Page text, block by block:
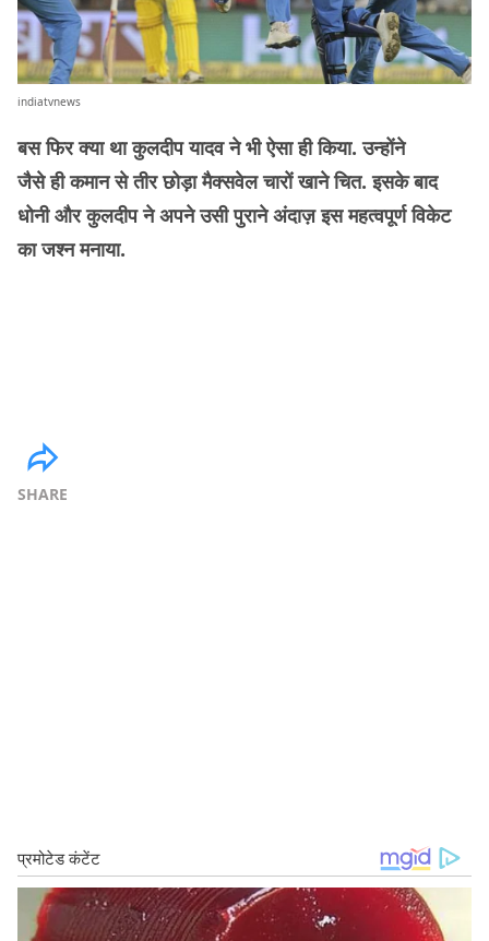
indiatvnews
बस फिर क्या था कुलदीप यादव ने भी ऐसा ही किया. उन्होंने
जैसे ही कमान से तीर छोड़ा मैक्सवेल चारों खाने चित. इसके बाद
धोनी और कुलदीप ने अपने उसी पुराने अंदाज़ इस महत्वपूर्ण विकेट
का जश्न मनाया.
SHARE